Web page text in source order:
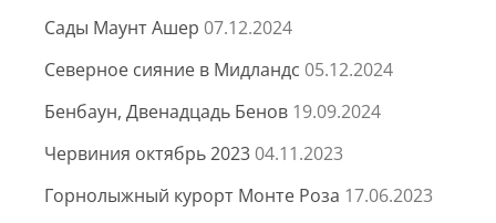
Сады Маунт Ашер 07.12.2024
Северное сияние в Мидландс 05.12.2024
Бенбаун, Двенадцадь Бенов 19.09.2024
Червиния октябрь 2023 04.11.2023
Горнолыжный курорт Монте Роза 17.06.2023